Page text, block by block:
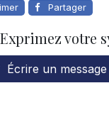
Partager
Exprimez votre
Écrire un